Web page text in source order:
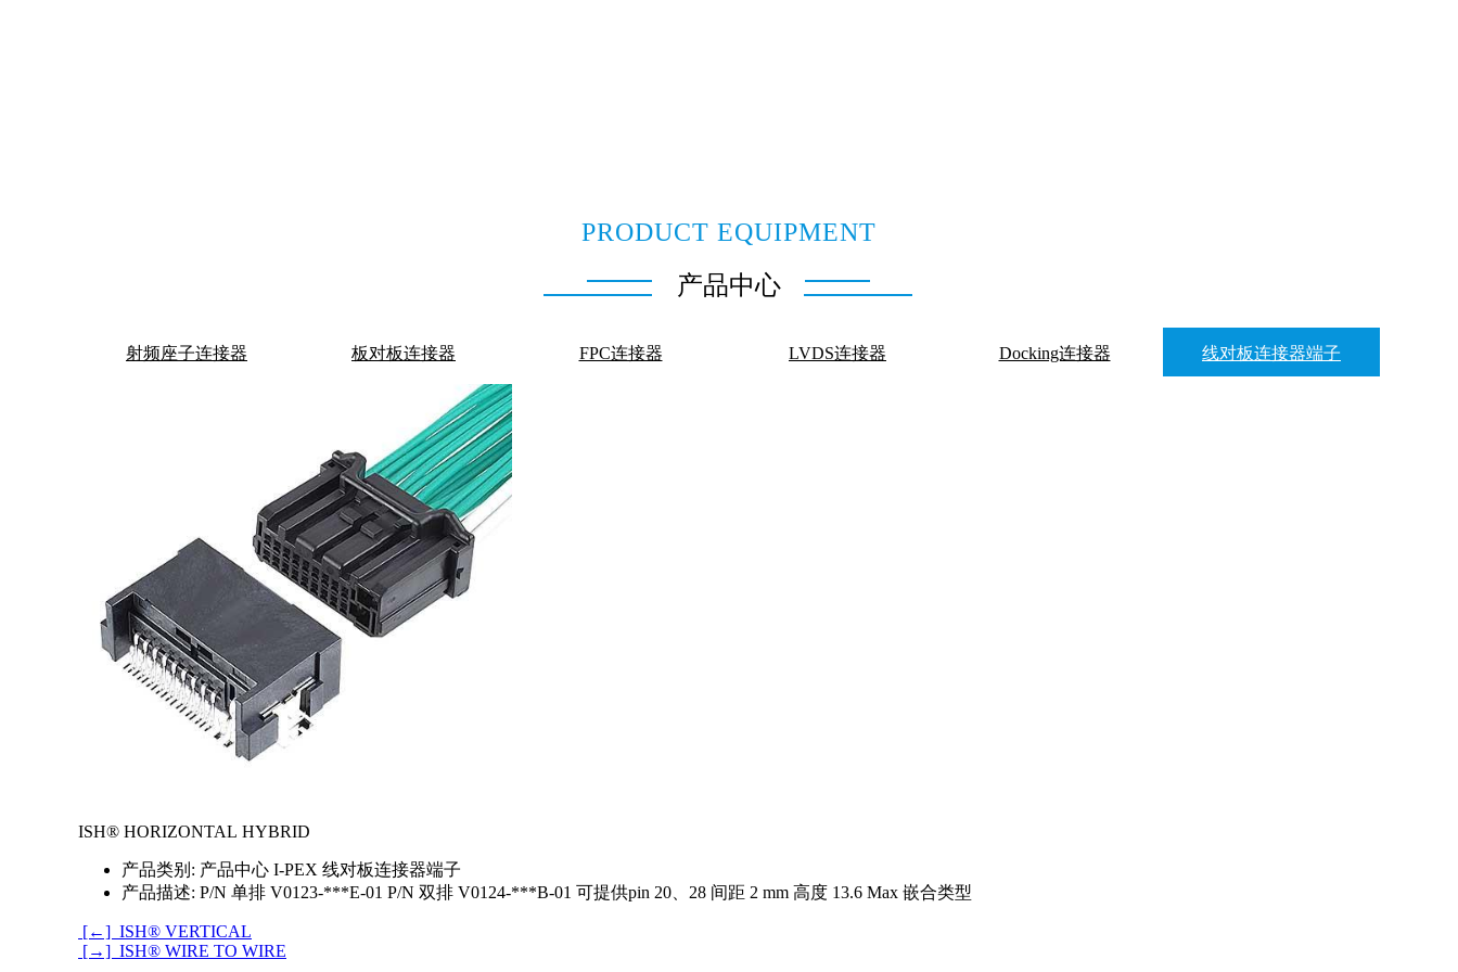
PRODUCT EQUIPMENT
产品中心
射频座子连接器 板对板连接器 FPC连接器 LVDS连接器 Docking连接器 线对板连接器端子
ISH® HORIZONTAL HYBRID
产品类别: 产品中心 I-PEX 线对板连接器端子
产品描述: P/N 单排 V0123-***E-01 P/N 双排 V0124-***B-01 可提供pin 20、28 间距 2 mm 高度 13.6 Max 嵌合类型
[←] ISH® VERTICAL
[→] ISH® WIRE TO WIRE